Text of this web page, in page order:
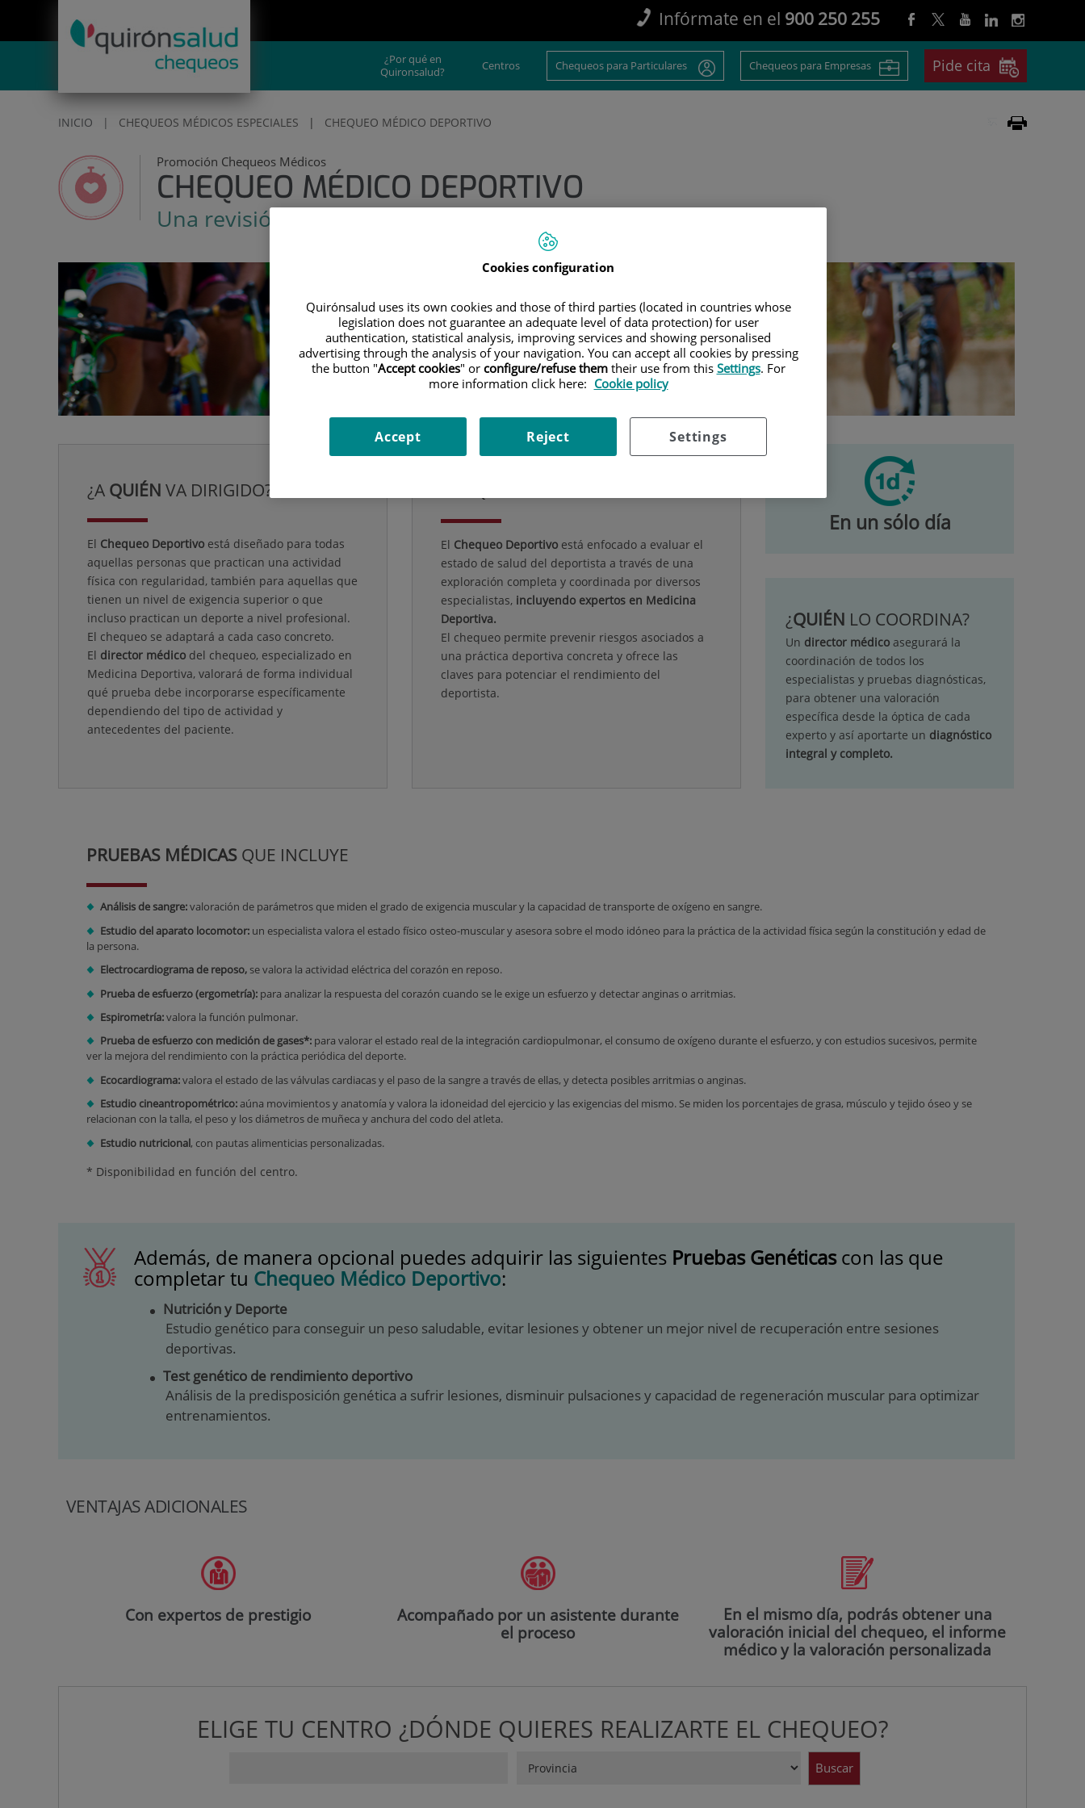
Infórmate en el 900 250 255
¿Por qué en
Quironsalud?
Centros Chequeos para Particulares Chequeos para Empresas Pide cita
INICIO | CHEQUEOS MÉDICOS ESPECIALES | CHEQUEO MÉDICO DEPORTIVO
Promoción Chequeos Médicos
CHEQUEO MÉDICO DEPORTIVO
Una revisión a fondo para potenciar tu rendimiento
¿A QUIÉN VA DIRIGIDO?
El Chequeo Deportivo está diseñado para todas
aquellas personas que practican una actividad
física con regularidad, también para aquellas que
tienen un nivel de exigencia superior o que
incluso practican un deporte a nivel profesional.
El chequeo se adaptará a cada caso concreto.
El director médico del chequeo, especializado en
Medicina Deportiva, valorará de forma individual
qué prueba debe incorporarse específicamente
dependiendo del tipo de actividad y
antecedentes del paciente.
El Chequeo Deportivo está enfocado a evaluar el
estado de salud del deportista a través de una
exploración completa y coordinada por diversos
especialistas, incluyendo expertos en Medicina
Deportiva.
El chequeo permite prevenir riesgos asociados a
una práctica deportiva concreta y ofrece las
claves para potenciar el rendimiento del
deportista.
En un sólo día
¿QUIÉN LO COORDINA?
Un director médico asegurará la
coordinación de todos los
especialistas y pruebas diagnósticas,
para obtener una valoración
específica desde la óptica de cada
experto y así aportarte un diagnóstico
integral y completo.
PRUEBAS MÉDICAS QUE INCLUYE
Análisis de sangre:valoración de parámetros que miden el grado de exigencia muscular y la capacidad de transporte de oxígeno en sangre.
Estudio del aparato locomotor: un especialista valora el estado físico osteo-muscular y asesora sobre el modo idóneo para la práctica de la actividad física según la constitución y edad de
la persona.
Electrocardiograma de reposo, se valora la actividad eléctrica del corazón en reposo.
Prueba de esfuerzo (ergometría): para analizar la respuesta del corazón cuando se le exige un esfuerzo y detectar anginas o arritmias.
Espirometría:valora la función pulmonar.
Prueba de esfuerzo con medición de gases*: para valorar el estado real de la integración cardiopulmonar, el consumo de oxígeno durante el esfuerzo, y con estudios sucesivos, permite
ver la mejora del rendimiento con la práctica periódica del deporte.
Ecocardiograma:valora el estado de las válvulas cardiacas y el paso de la sangre a través de ellas, y detecta posibles arritmias o anginas.
Estudio cineantropométrico:aúna movimientos y anatomía y valora la idoneidad del ejercicio y las exigencias del mismo. Se miden los porcentajes de grasa, músculo y tejido óseo y se
relacionan con la talla, el peso y los diámetros de muñeca y anchura del codo del atleta.
Estudio nutricional, con pautas alimenticias personalizadas.
* Disponibilidad en función del centro.
Además, de manera opcional puedes adquirir las siguientes Pruebas Genéticascon las que
completar tu Chequeo Médico Deportivo:
Nutrición y Deporte
Estudio genético para conseguir un peso saludable, evitar lesiones y obtener un mejor nivel de recuperación entre sesiones
deportivas.
Test genético de rendimiento deportivo
Análisis de la predisposición genética a sufrir lesiones, disminuir pulsaciones y capacidad de regeneración muscular para optimizar
entrenamientos.
VENTAJAS ADICIONALES
Con expertos de prestigio
Acompañado por un asistente durante
el proceso
En el mismo día, podrás obtener una
valoración inicial del chequeo, el informe
médico y la valoración personalizada
ELIGE TU CENTRO ¿DÓNDE QUIERES REALIZARTE EL CHEQUEO?
Buscar
Cookies configuration
Quirónsalud uses its own cookies and those of third parties (located in countries whose
legislation does not guarantee an adequate level of data protection) for user
authentication, statistical analysis, improving services and showing personalised
advertising through the analysis of your navigation. You can accept all cookies by pressing
the button "Accept cookies" or configure/refuse themtheir use from this Settings. For
more information click here: Cookie policy
Settings
Reject
Accept